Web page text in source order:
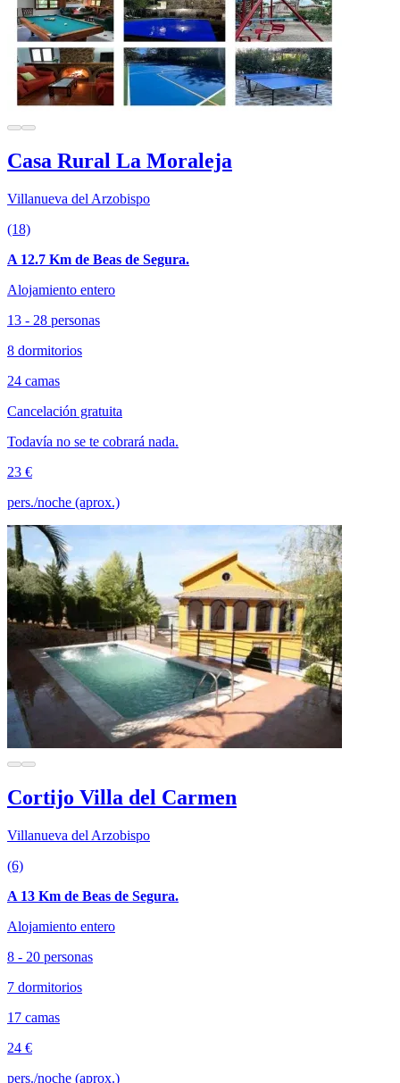
Casa Rural La Moraleja
Villanueva del Arzobispo
(18)
A 12.7 Km de Beas de Segura.
Alojamiento entero
13 - 28 personas
8 dormitorios
24 camas
Cancelación gratuita
Todavía no se te cobrará nada.
23 €
pers./noche (aprox.)
Cortijo Villa del Carmen
Villanueva del Arzobispo
(6)
A 13 Km de Beas de Segura.
Alojamiento entero
8 - 20 personas
7 dormitorios
17 camas
24 €
pers./noche (aprox.)